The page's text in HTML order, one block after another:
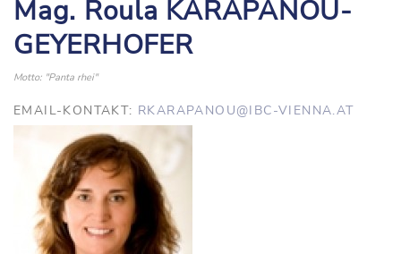
Mag. Roula KARAPANOU-
GEYERHOFER
Motto: "Panta rhei"
EMAIL-KONTAKT: RKARAPANOU@IBC-VIENNA.AT